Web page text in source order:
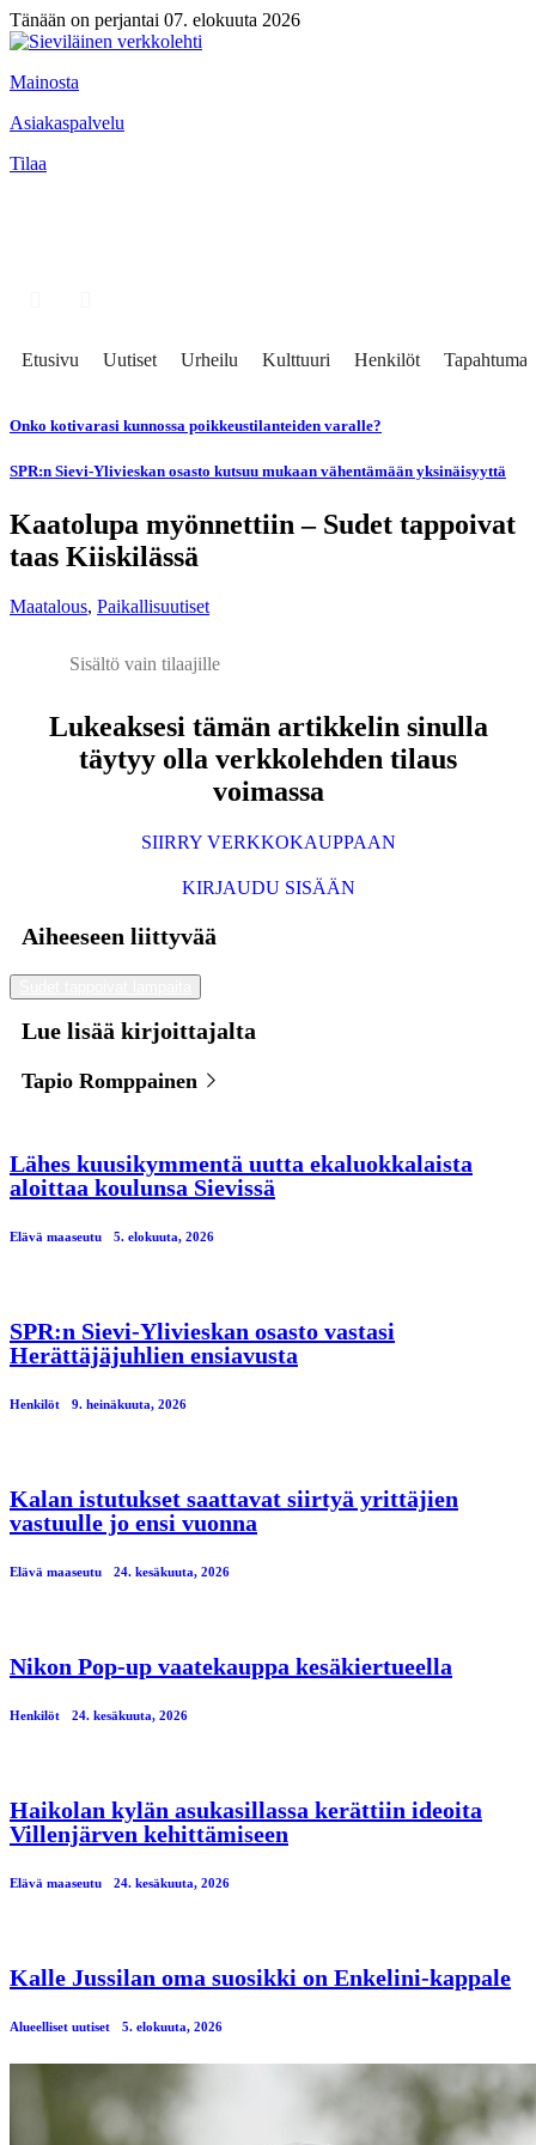
Tänään on perjantai 07. elokuuta 2026
Mainosta
Asiakaspalvelu
Tilaa
Etusivu Uutiset Urheilu Kulttuuri Henkilöt Tapahtumat
Onko kotivarasi kunnossa poikkeustilanteiden varalle?
SPR:n Sievi-Ylivieskan osasto kutsuu mukaan vähentämään yksinäisyyttä
Kaatolupa myönnettiin – Sudet tappoivat
taas Kiiskilässä
Maatalous, Paikallisuutiset
Sisältö vain tilaajille
Lukeaksesi tämän artikkelin sinulla
täytyy olla verkkolehden tilaus
voimassa
SIIRRY VERKKOKAUPPAAN
KIRJAUDU SISÄÄN
Aiheeseen liittyvää
Lue lisää kirjoittajalta
Tapio Romppainen
Lähes kuusikymmentä uutta ekaluokkalaista
aloittaa koulunsa Sievissä
Elävä maaseutu 5. elokuuta, 2026
SPR:n Sievi-Ylivieskan osasto vastasi
Herättäjäjuhlien ensiavusta
Henkilöt 9. heinäkuuta, 2026
Kalan istutukset saattavat siirtyä yrittäjien
vastuulle jo ensi vuonna
Elävä maaseutu 24. kesäkuuta, 2026
Nikon Pop-up vaatekauppa kesäkiertueella
Henkilöt 24. kesäkuuta, 2026
Haikolan kylän asukasillassa kerättiin ideoita
Villenjärven kehittämiseen
Elävä maaseutu 24. kesäkuuta, 2026
Kalle Jussilan oma suosikki on Enkelini-kappale
Alueelliset uutiset 5. elokuuta, 2026